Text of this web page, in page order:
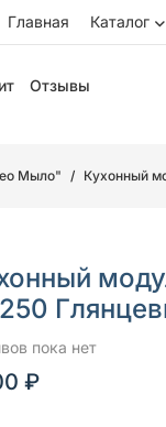
Главная Каталог
Отзывы
Мыло" Кухонный
пока нет
₽